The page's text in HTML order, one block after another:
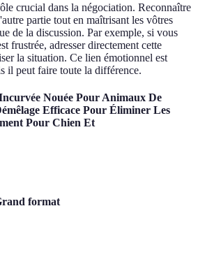
crucial dans la négociation. Reconnaître
partie tout en maîtrisant les vôtres
de la discussion. Par exemple, si vous
frustrée, adresser directement cette
la situation. Ce lien émotionnel est
il peut faire toute la différence.
Nouée Pour Animaux De
Efficace Pour Éliminer Les
Pour Chien Et
format